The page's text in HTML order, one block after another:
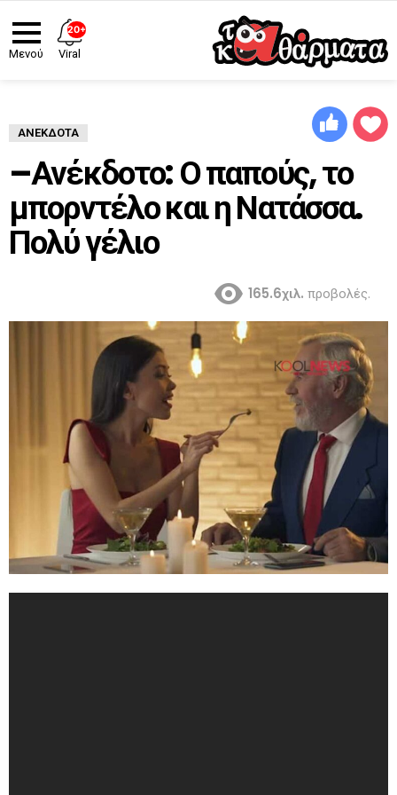
Μενού
ΑΝΈΚΔΟΤΑ
–Ανέκδοτο: Ο παπούς, το
μπορντέλο και η Νατάσσα.
Πολύ γέλιο
165.6χιλ. προβολές.
20+
Viral